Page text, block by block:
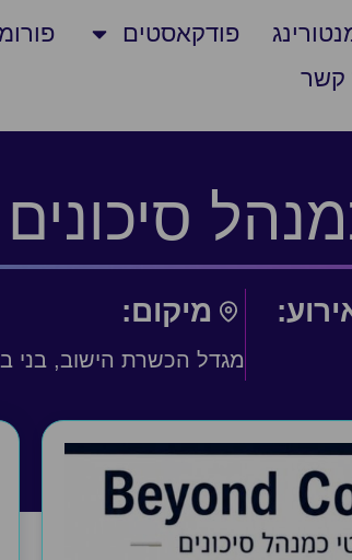
פודקאסטים
קשר
סיכונים
מיקום:
מגדל הכשרת הישוב, בני